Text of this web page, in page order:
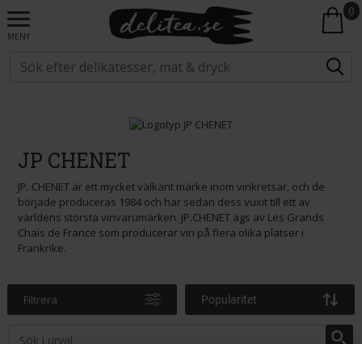
MENY
0
JP CHENET
JP. CHENET är ett mycket välkänt märke inom vinkretsar, och de
började produceras 1984 och har sedan dess vuxit till ett av
världens största vinvarumärken. JP.CHENET ägs av Les Grands
Chais de France som producerar vin på flera olika platser i
Frankrike.
Filtrera Popularitet